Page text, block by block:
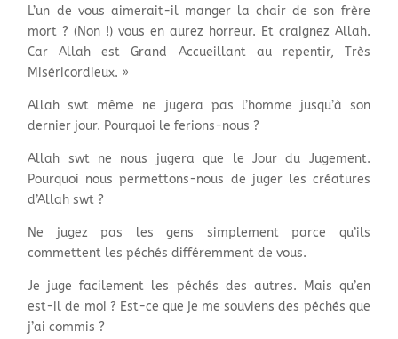
L’un de vous aimerait-il manger la chair de son frère
mort ? (Non !) vous en aurez horreur. Et craignez Allah.
Car Allah est Grand Accueillant au repentir, Très
Miséricordieux. »
Allah swt même ne jugera pas l’homme jusqu’à son
dernier jour. Pourquoi le ferions-nous ?
Allah swt ne nous jugera que le Jour du Jugement.
Pourquoi nous permettons-nous de juger les créatures
d’Allah swt ?
Ne jugez pas les gens simplement parce qu’ils
commettent les péchés différemment de vous.
Je juge facilement les péchés des autres. Mais qu’en
est-il de moi ? Est-ce que je me souviens des péchés que
j’ai commis ?